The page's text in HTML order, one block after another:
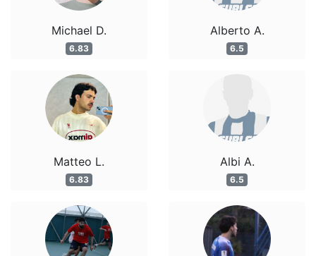
Michael D.
6.83
Matteo L.
6.83
Alberto A.
6.5
Albi A.
6.5